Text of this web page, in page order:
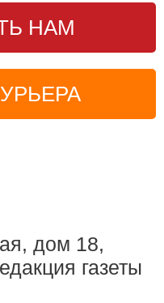
НАМ
дом 18,
газеты